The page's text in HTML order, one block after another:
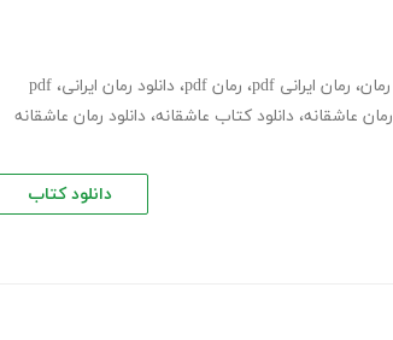
، رمان ایرانی pdf ، رمان pdf ، دانلود رمان ایرانی، pdf
رمان عاشقانه، دانلود کتاب عاشقانه، دانلود رمان عاشقانه
دانلود کتاب